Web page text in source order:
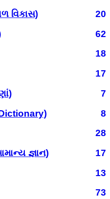
વિકાસ)
20
62
18
17
7
8
28
જ્ઞાન)
17
13
73